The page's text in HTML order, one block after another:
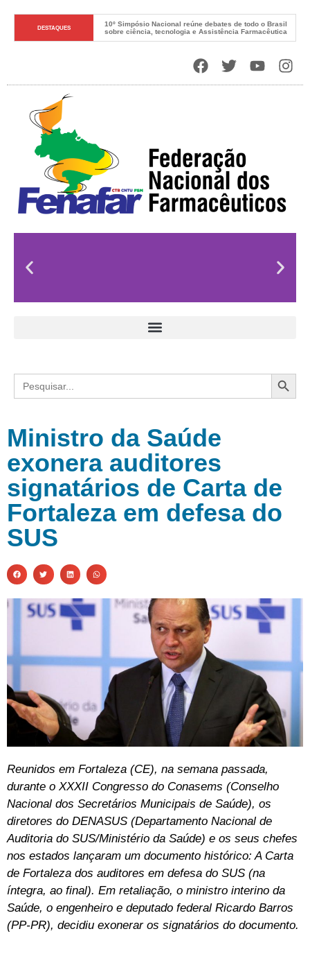
DESTAQUES
10º Simpósio Nacional reúne debates de todo o Brasil
sobre ciência, tecnologia e Assistência Farmacêutica
Search
for:
Ministro da Saúde
exonera auditores
signatários de Carta de
Fortaleza em defesa do
SUS
Reunidos em Fortaleza (CE), na semana passada,
durante o XXXII Congresso do Conasems (Conselho
Nacional dos Secretários Municipais de Saúde), os
diretores do DENASUS (Departamento Nacional de
Auditoria do SUS/Ministério da Saúde) e os seus chefes
nos estados lançaram um documento histórico: A Carta
de Fortaleza dos auditores em defesa do SUS (na
íntegra, ao final). Em retaliação, o ministro interino da
Saúde, o engenheiro e deputado federal Ricardo Barros
(PP-PR), decidiu exonerar os signatários do documento.